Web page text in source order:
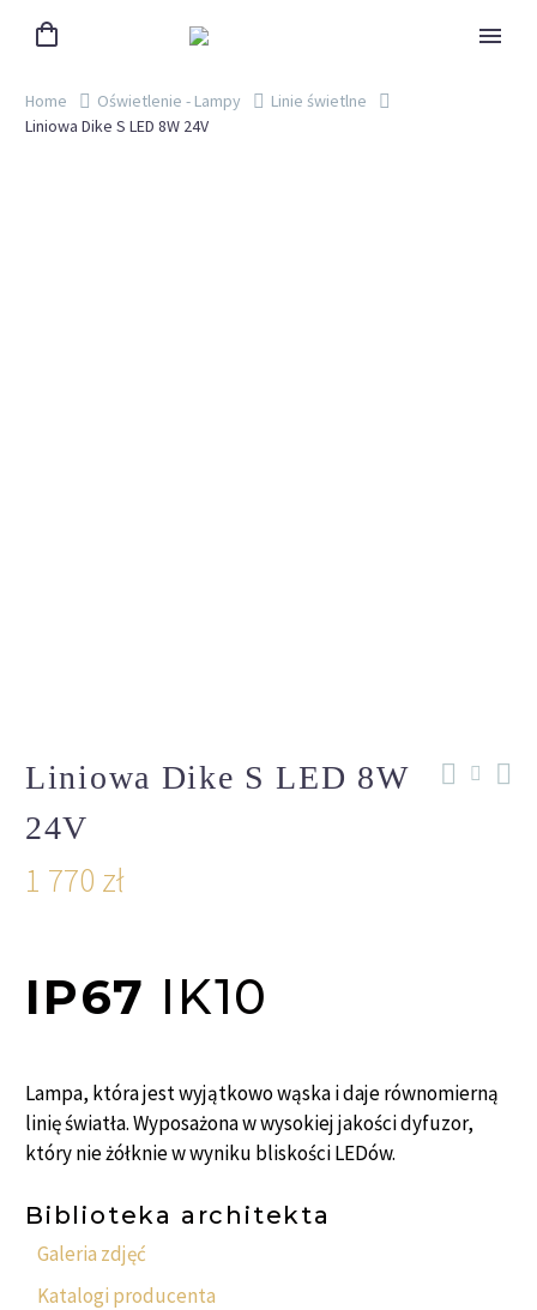
Home Oświetlenie - Lampy
Linie świetlne
Liniowa Dike S LED 8W 24V
Liniowa Dike S LED 8W
24V
1 770 zł
IP67 IK10
Lampa, która jest wyjątkowo wąska i daje równomierną
linię światła. Wyposażona w wysokiej jakości dyfuzor,
który nie żółknie w wyniku bliskości LEDów.
Biblioteka architekta
Galeria zdjęć
Katalogi producenta